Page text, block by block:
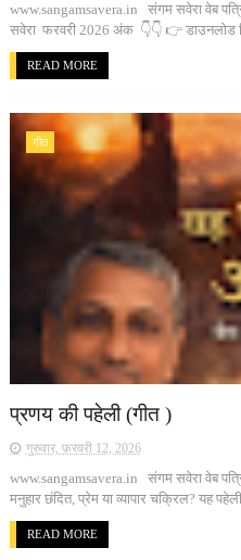
www.sangamsavera.in संगम सवेरा वेब
सवेरा फरवरी 2026 अंक 👇👇 👉 डाउनलोड
READ MORE
गीत
प्रणय की पहेली (गीत )
गुरुवार, फ़रवरी 12, 2026
www.sangamsavera.in संगम सवेरा वेब
मनुहार छंदित, प्रेम या व्यापार चक्रिल? यह
READ MORE